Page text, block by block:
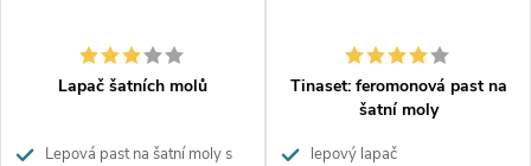
Lapač šatních molů
Lepová past na šatní moly s
Tinaset: feromonová past na
šatní moly
lepový lapač